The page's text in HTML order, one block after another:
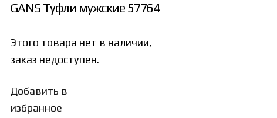
GANS Туфли мужские 57764
Этого товара нет в наличии,
заказ недоступен.
Добавить в
избранное